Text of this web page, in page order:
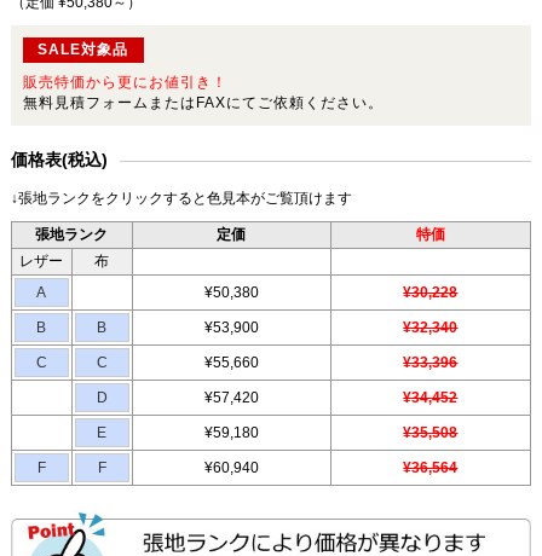
SALE対象品
販売特価から更にお値引き！
無料見積フォームまたはFAXにてご依頼ください。
価格表(税込)
↓張地ランクをクリックすると色見本がご覧頂けます
張地ランク 定価
特価
レザー
布
A
¥50,380 ¥30,228
B B ¥53,900 ¥32,340
C C ¥55,660 ¥33,396
D ¥57,420 ¥34,452
E ¥59,180 ¥35,508
F F ¥60,940 ¥36,564